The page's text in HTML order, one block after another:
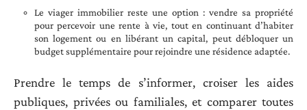
Le viager immobilier reste une option : vendre sa propriété
pour percevoir une rente à vie, tout en continuant d’habiter
son logement ou en libérant un capital, peut débloquer un
budget supplémentaire pour rejoindre une résidence adaptée.
Prendre le temps de s’informer, croiser les aides
publiques, privées ou familiales, et comparer toutes